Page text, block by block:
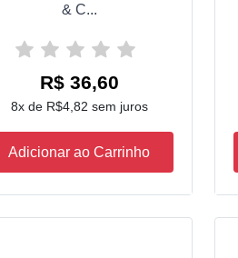
& C...
R$ 36,60
8x de R$4,82 sem juros
Adicionar ao Carrinho